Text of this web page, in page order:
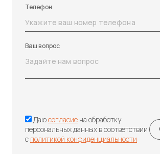
Телефон
Ваш вопрос
Даюсогласие на обработку
персональных данных в соответствии
с политикой конфиденциальности